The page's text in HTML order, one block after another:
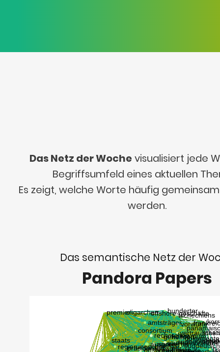
Das Netz der Woche visualisiert jede
Begriffsumfeld eines aktuellen
Es zeigt, welche Worte häufig
werden.
Das semantische Netz der
Pandora Papers